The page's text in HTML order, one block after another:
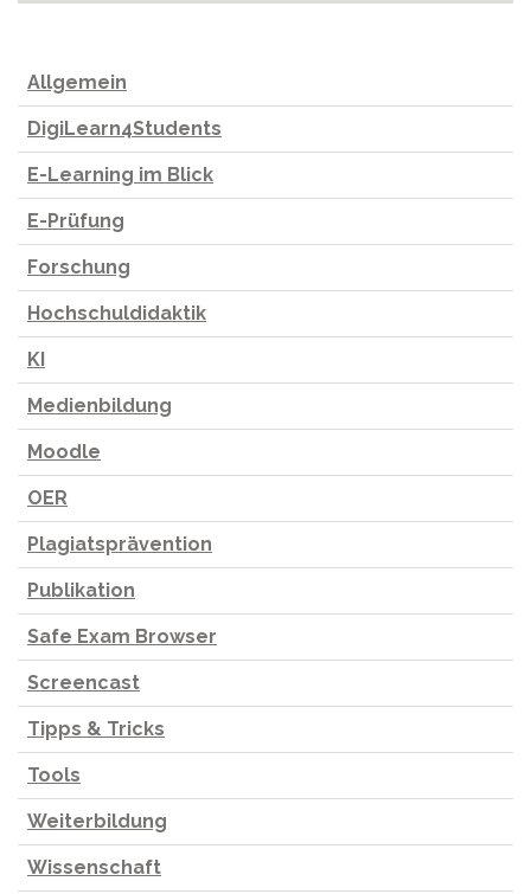
Allgemein
DigiLearn4Students
E-Learning im Blick
E-Prüfung
Forschung
Hochschuldidaktik
KI
Medienbildung
Moodle
OER
Plagiatsprävention
Publikation
Safe Exam Browser
Screencast
Tipps & Tricks
Tools
Weiterbildung
Wissenschaft